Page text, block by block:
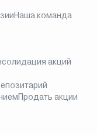
Наша команда
акций
Продать акции